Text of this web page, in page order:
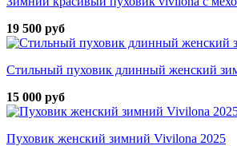
19 500 руб
Стильный пуховик длинный женский
15 000 руб
Пуховик женский зимний Vivilona 2025